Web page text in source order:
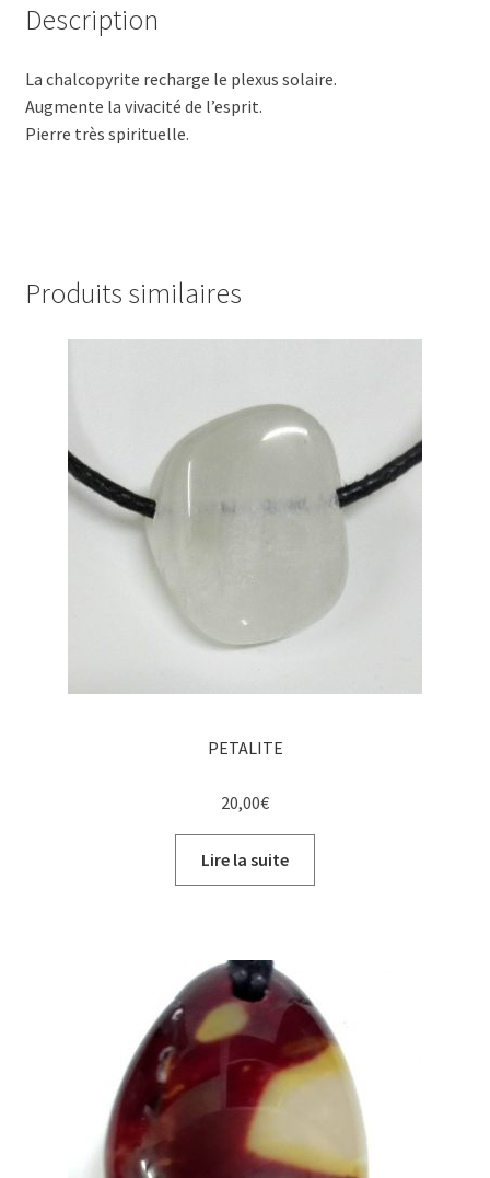
Description
La chalcopyrite recharge le plexus solaire.
Augmente la vivacité de l’esprit.
Pierre très spirituelle.
Produits similaires
PETALITE
20,00€
Lire la suite